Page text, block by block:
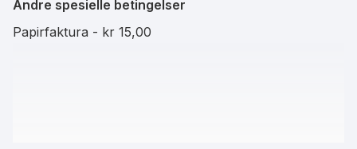
Andre spesielle betingelser
Papirfaktura - kr 15,00